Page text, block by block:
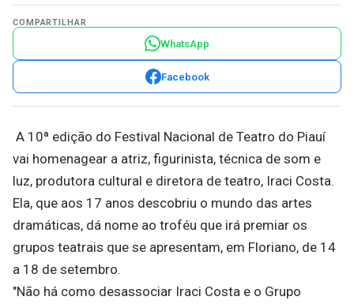
COMPARTILHAR
WhatsApp
Facebook
A 10ª edição do Festival Nacional de Teatro do Piauí
vai homenagear a atriz, figurinista, técnica de som e
luz, produtora cultural e diretora de teatro, Iraci Costa.
Ela, que aos 17 anos descobriu o mundo das artes
dramáticas, dá nome ao troféu que irá premiar os
grupos teatrais que se apresentam, em Floriano, de 14
a 18 de setembro.
"Não há como desassociar Iraci Costa e o Grupo